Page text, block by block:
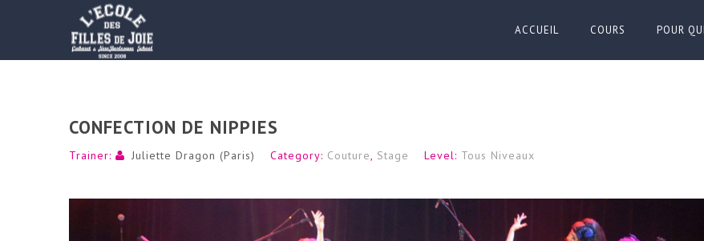
ACCUEIL COURS POUR
CONFECTION DE NIPPIES
Trainer: Juliette Dragon (Paris) Category: Couture, Stage Level: Tous Niveaux